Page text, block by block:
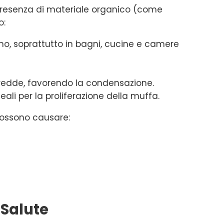
di materiale organico (come
soprattutto in bagni, cucine e camere
favorendo la condensazione.
per la proliferazione della muffa.
causare: